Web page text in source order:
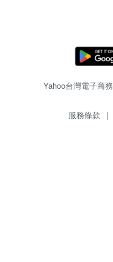
Yahoo台灣電子商
服務條款 |